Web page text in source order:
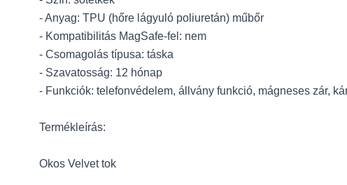
- Anyag: TPU (hőre lágyuló poliuretán) műbőr
- Kompatibilitás MagSafe-fel: nem
- Csomagolás típusa: táska
- Szavatosság: 12 hónap
- Funkciók: telefonvédelem, állvány funkció, mágneses zár,
Termékleírás:
Okos Velvet tok